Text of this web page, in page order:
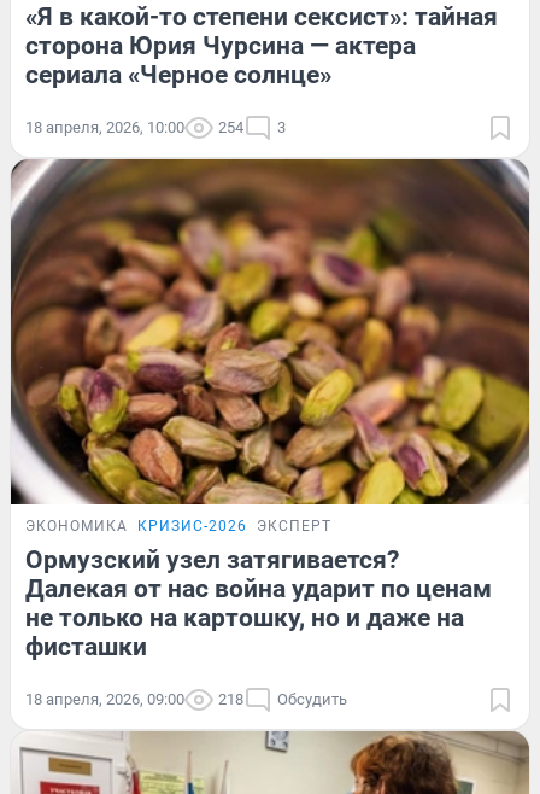
«Я в какой-то степени сексист»: тайная
сторона Юрия Чурсина — актера
сериала «Черное солнце»
18 апреля, 2026, 10:00 254 3
ЭКОНОМИКА КРИЗИС-2026 ЭКСПЕРТ
Ормузский узел затягивается?
Далекая от нас война ударит по ценам
не только на картошку, но и даже на
фисташки
18 апреля, 2026, 09:00 218 Обсудить